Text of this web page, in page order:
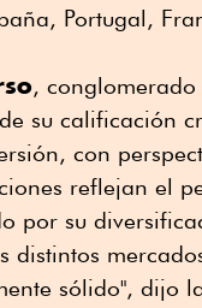
Portugal,
,
su calificación
con
reflejan el
por su
distintos
sólido", dijo